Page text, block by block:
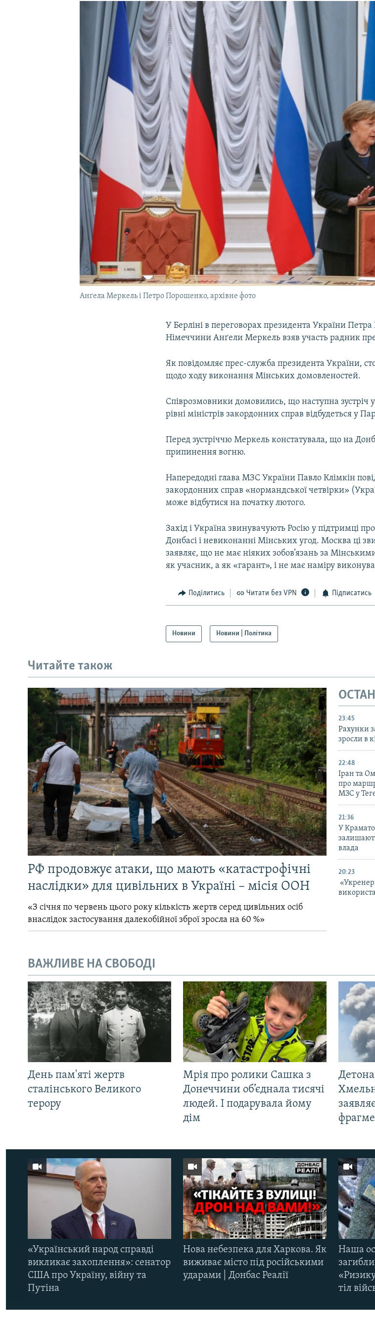
Анґела Меркель і Петро Порошенко, архівне фото
У Берліні в переговорах президента України
Німеччини Анґели Меркель взяв участь радник
Як повідомляє прес-служба президента України,
щодо ходу виконання Мінських домовленостей.
Співрозмовники домовились, що наступна
рівні міністрів закордонних справ відбудеться у
Перед зустріччю Меркель констатувала, що на
припинення вогню.
Напередодні глава МЗС України Павло Клімкін
закордонних справ «нормандської четвірки»
може відбутися на початку лютого.
Захід і Україна звинувачують Росію у підтримці
Донбасі і невиконанні Мінських угод. Москва ці
заявляє, що не має ніяких зобов’язань за
як учасник, а як «гарант», і не має наміру
Поділитись Читати без VPN Підписатись
Новини Новини | Політика
Читайте також
РФ продовжує атаки, що мають «катастрофічні
наслідки» для цивільних в Україні – місія ООН
«З січня по червень цього року кількість жертв серед цивільних осіб
внаслідок застосування далекобійної зброї зросла на 60 %»
23:45
Рахунки
зросли в
22:48
Іран та
про
МЗС у
21:36
У
влада
20:23
ВАЖЛИВЕ НА СВОБОДІ
День пам'яті жертв
сталінського Великого
терору
Мрія про ролики Сашка з
Донеччини об’єднала тисячі
людей. І подарувала йому
дім
«Український народ справді
викликає захоплення»: сенатор
США про Україну, війну та
Путіна
Нова небезпека для Харкова. Як
виживає місто під російськими
ударами | Донбас Реалії
Наша
тіл